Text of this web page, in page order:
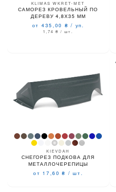
KLIMAS WKRET-MET
САМОРЕЗ КРОВЕЛЬНЫЙ ПО
ДЕРЕВУ 4,8Х35 ММ
от 435,00 ₴ / уп.
1,74₴ / шт.
KIEVDAH
СНЕГОРЕЗ ПОДКОВА ДЛЯ
МЕТАЛЛОЧЕРЕПИЦЫ
от 17,60₴ / шт.